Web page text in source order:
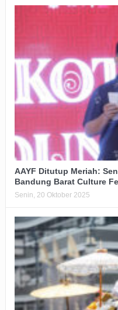
AAYF Ditutup Meriah:
Bandung Barat Culture
Senin, 20 Oktober 2025